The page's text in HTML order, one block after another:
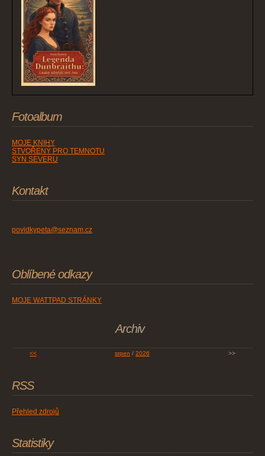
Fotoalbum
MOJE KNIHY
STVOŘENÝ PRO TEMNOTU
SYN SEVERU
Kontakt
povidkypeta@seznam.cz
Oblíbené odkazy
MOJE WATTPAD STRÁNKY
Archiv
<< srpen / 2026 >>
RSS
Přehled zdrojů
Statistiky